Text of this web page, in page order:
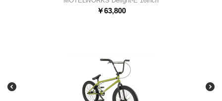
￥63,800